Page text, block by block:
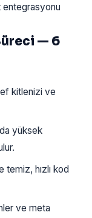
— 6
kitlenizi ve
yüksek
hızlı kod
ve meta